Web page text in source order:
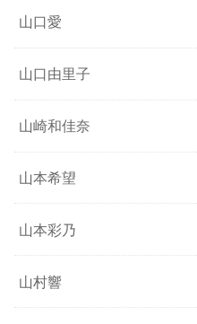
山口愛
山口由里子
山崎和佳奈
山本希望
山本彩乃
山村響